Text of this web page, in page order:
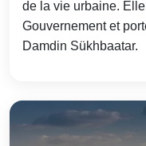
de la vie urbaine.
Gouvernement et
Damdin Sükhbaatar.